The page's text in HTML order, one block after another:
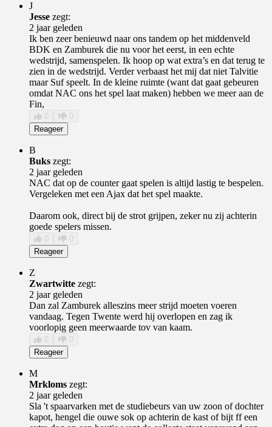
J
Jesse zegt:
2 jaar geleden
Ik ben zeer benieuwd naar ons tandem op het middenveld
BDK en Zamburek die nu voor het eerst, in een echte
wedstrijd, samenspelen. Ik hoop op wat extra’s en dat terug te
zien in de wedstrijd. Verder verbaast het mij dat niet Talvitie
maar Suf speelt. In de kleine ruimte (want dat gaat gebeuren
omdat NAC ons het spel laat maken) hebben we meer aan de
Fin,
0
0
Reageer
B
Buks zegt:
2 jaar geleden
NAC dat op de counter gaat spelen is altijd lastig te bespelen.
Vergeleken met een Ajax dat het spel maakte.
Daarom ook, direct bij de strot grijpen, zeker nu zij achterin
goede spelers missen.
0
0
Reageer
Z
Zwartwitte zegt:
2 jaar geleden
Dan zal Zamburek alleszins meer strijd moeten voeren
vandaag. Tegen Twente werd hij overlopen en zag ik
voorlopig geen meerwaarde tov van kaam.
0
0
Reageer
M
Mrkloms zegt:
2 jaar geleden
Sla 't spaarvarken met de studiebeurs van uw zoon of dochter
kapot, hengel die ouwe sok op achterin de kast of bijt ff een